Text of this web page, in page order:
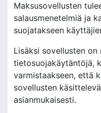
Maksusovellusten
salausmenetelmiä ja
suojatakseen
Lisäksi sovellusten
tietosuojakäytäntöjä,
varmistaakseen, että
sovellusten
asianmukaisesti.